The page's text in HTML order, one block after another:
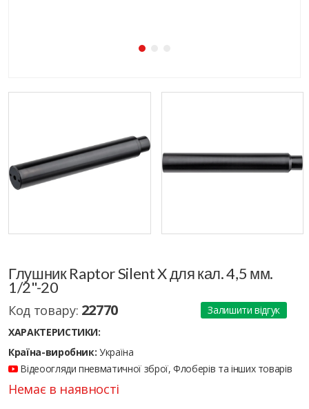
Глушник Raptor Silent X для кал. 4,5 мм.
1/2"-20
Код товару: 22770
Залишити відгук
ХАРАКТЕРИСТИКИ:
Країна-виробник: Україна
Відеоогляди пневматичної зброї, Флоберів та інших товарів
Немає в наявності